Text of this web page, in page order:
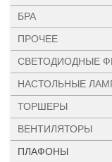
БРА
ПРОЧЕЕ
СВЕТОДИОДНЫЕ
НАСТОЛЬНЫЕ
ТОРШЕРЫ
ВЕНТИЛЯТОРЫ
ПЛАФОНЫ